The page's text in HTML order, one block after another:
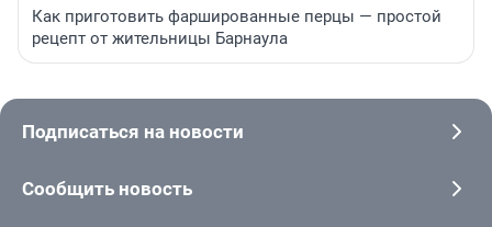
Как приготовить фаршированные перцы — простой
рецепт от жительницы Барнаула
Подписаться на новости
Сообщить новость